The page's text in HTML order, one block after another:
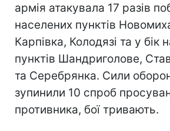
армія атакувала 17 разів
населених пунктів
Карпівка, Колодязі та у бік
пунктів Шандриголове,
та Серебрянка. Сили
зупинили 10 спроб
противника, бої тривають.